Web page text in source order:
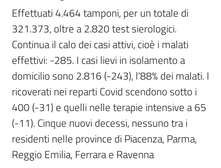
Effettuati 4.464 tamponi, per un totale di
321.373, oltre a 2.820 test sierologici.
Continua il calo dei casi attivi, cioè i malati
effettivi: -285. I casi lievi in isolamento a
domicilio sono 2.816 (-243), l'88% dei malati. I
ricoverati nei reparti Covid scendono sotto i
400 (-31) e quelli nelle terapie intensive a 65
(-11). Cinque nuovi decessi, nessuno tra i
residenti nelle province di Piacenza, Parma,
Reggio Emilia, Ferrara e Ravenna